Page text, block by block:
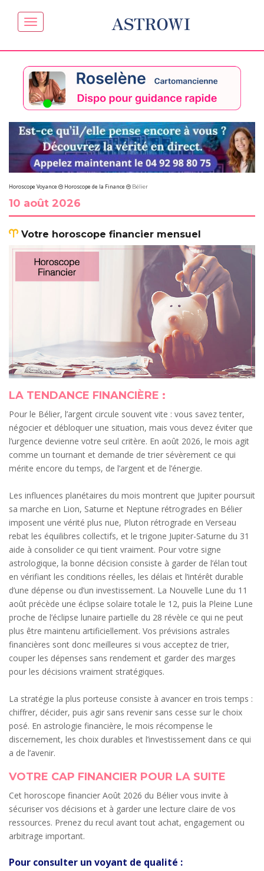
ASTROWI
Horoscope Voyance Horoscope de la Finance Bélier
10 août 2026
Votre horoscope financier mensuel
LA TENDANCE FINANCIÈRE :
Pour le Bélier, l’argent circule souvent vite : vous savez tenter,
négocier et débloquer une situation, mais vous devez éviter que
l’urgence devienne votre seul critère. En août 2026, le mois agit
comme un tournant et demande de trier sévèrement ce qui
mérite encore du temps, de l’argent et de l’énergie.
Les influences planétaires du mois montrent que Jupiter poursuit
sa marche en Lion, Saturne et Neptune rétrogrades en Bélier
imposent une vérité plus nue, Pluton rétrograde en Verseau
rebat les équilibres collectifs, et le trigone Jupiter-Saturne du 31
aide à consolider ce qui tient vraiment. Pour votre signe
astrologique, la bonne décision consiste à garder de l’élan tout
en vérifiant les conditions réelles, les délais et l’intérêt durable
d’une dépense ou d’un investissement. La Nouvelle Lune du 11
août précède une éclipse solaire totale le 12, puis la Pleine Lune
proche de l’éclipse lunaire partielle du 28 révèle ce qui ne peut
plus être maintenu artificiellement. Vos prévisions astrales
financières sont donc meilleures si vous acceptez de trier,
couper les dépenses sans rendement et garder des marges
pour les décisions vraiment stratégiques.
La stratégie la plus porteuse consiste à avancer en trois temps :
chiffrer, décider, puis agir sans revenir sans cesse sur le choix
posé. En astrologie financière, le mois récompense le
discernement, les choix durables et l’investissement dans ce qui
a de l’avenir.
VOTRE CAP FINANCIER POUR LA SUITE
Cet horoscope financier Août 2026 du Bélier vous invite à
sécuriser vos décisions et à garder une lecture claire de vos
ressources. Prenez du recul avant tout achat, engagement ou
arbitrage important.
Pour consulter un voyant de qualité :